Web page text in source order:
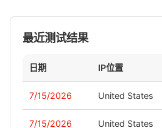
最近测试结果
日期 IP位置
7/15/2026 United States
7/15/2026 United States